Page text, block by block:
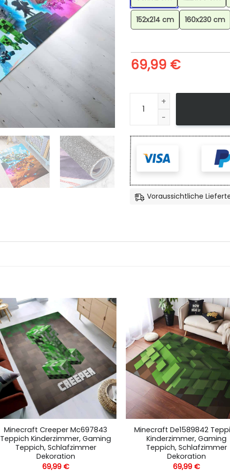
152x214 cm 160x230 cm
69,99 €
Minecraft Legenden
Voraussichtliche
Minecraft Creeper Mc697843
Teppich Kinderzimmer, Gaming
Teppich, Schlafzimmer
Dekoration
69,99 €
Minecraft De1589842
Kinderzimmer, Gaming
Teppich, Schlafzimmer
Dekoration
69,99€